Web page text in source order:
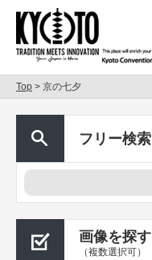
Top > 京の七夕
フリー検索
画像を探す
（複数選択可）